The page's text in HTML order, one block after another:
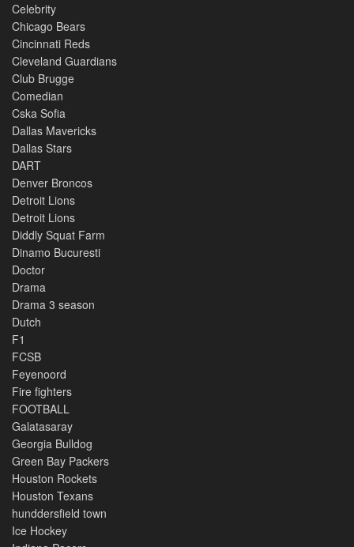
Celebrity
Chicago Bears
Cincinnati Reds
Cleveland Guardians
Club Brugge
Comedian
Cska Sofia
Dallas Mavericks
Dallas Stars
DART
Denver Broncos
Detroit Lions
Detroit Lions
Diddly Squat Farm
Dinamo Bucuresti
Doctor
Drama
Drama 3 season
Dutch
F1
FCSB
Feyenoord
Fire fighters
FOOTBALL
Galatasaray
Georgia Bulldog
Green Bay Packers
Houston Rockets
Houston Texans
hunddersfield town
Ice Hockey